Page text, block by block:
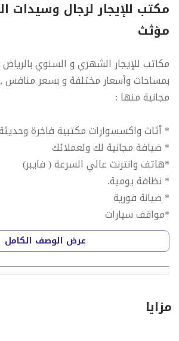
مكتب للإيجار لرجال وسيدات
مؤثث
مكاتب للإيجار الشهري و السنوي
بمساحات وأسعار مختلفة
مجانية منها :
* أثاث واكسسوارات مكتبية فاخرة
* ضيافة مجانية لك ولعملائك
*هاتف وانترنت عالي السرعة ( فايبر)
* نظافة يومية.
* صيانة فورية
*مواقف سيارات
والعديد من الخدمات المجانية الأخرى.
للاستفسار :0556384444
عرض الوصف الكامل
مزايا